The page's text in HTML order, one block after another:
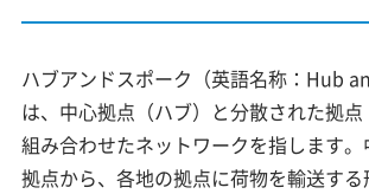
ハブアンドスポーク（英語名称：Hub
は、中心拠点（ハブ）と分散された拠
組み合わせたネットワークを指します
拠点から、各地の拠点に荷物を輸送す